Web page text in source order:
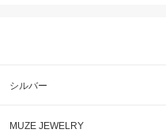
シルバー
MUZE JEWELRY